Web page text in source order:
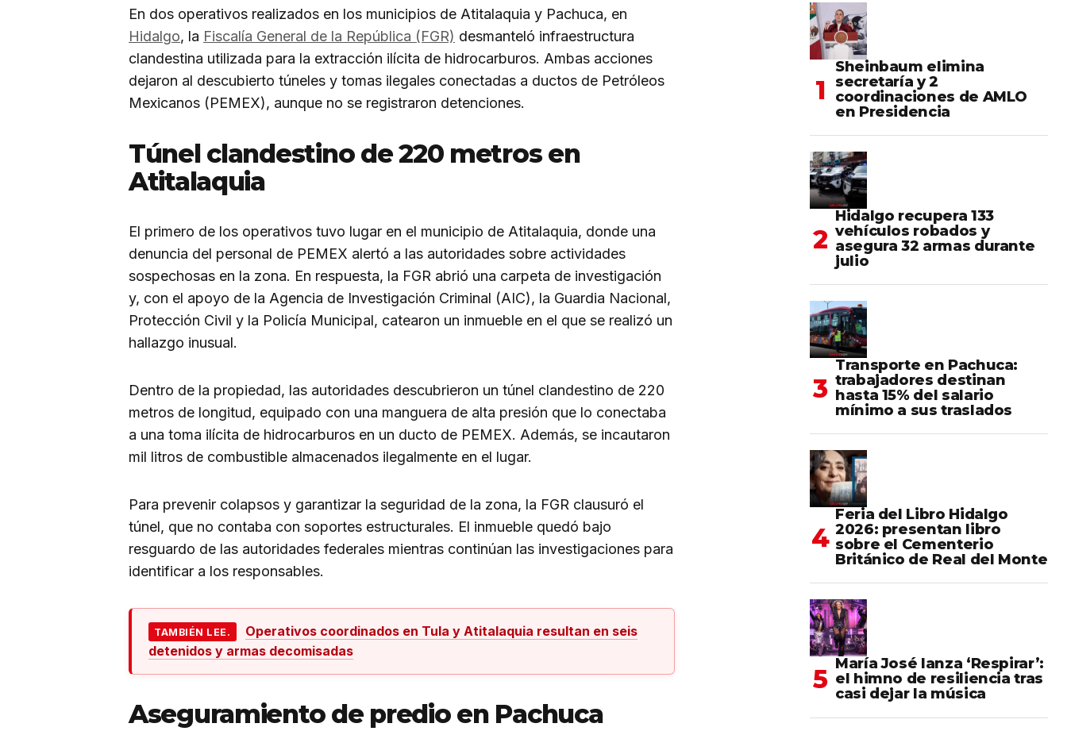
En dos operativos realizados en los municipios de Atitalaquia y Pachuca, en
Hidalgo, la Fiscalía General de la República (FGR) desmanteló infraestructura
clandestina utilizada para la extracción ilícita de hidrocarburos. Ambas acciones
dejaron al descubierto túneles y tomas ilegales conectadas a ductos de Petróleos
Mexicanos (PEMEX), aunque no se registraron detenciones.
Túnel clandestino de 220 metros en
Atitalaquia
El primero de los operativos tuvo lugar en el municipio de Atitalaquia, donde una
denuncia del personal de PEMEX alertó a las autoridades sobre actividades
sospechosas en la zona. En respuesta, la FGR abrió una carpeta de investigación
y, con el apoyo de la Agencia de Investigación Criminal (AIC), la Guardia Nacional,
Protección Civil y la Policía Municipal, catearon un inmueble en el que se realizó un
hallazgo inusual.
Dentro de la propiedad, las autoridades descubrieron un túnel clandestino de 220
metros de longitud, equipado con una manguera de alta presión que lo conectaba
a una toma ilícita de hidrocarburos en un ducto de PEMEX. Además, se incautaron
mil litros de combustible almacenados ilegalmente en el lugar.
Para prevenir colapsos y garantizar la seguridad de la zona, la FGR clausuró el
túnel, que no contaba con soportes estructurales. El inmueble quedó bajo
resguardo de las autoridades federales mientras continúan las investigaciones para
identificar a los responsables.
TAMBIÉN LEE.
Operativos coordinados en Tula y Atitalaquia resultan en seis
detenidos y armas decomisadas
Aseguramiento de predio en Pachuca
Sheinbaum elimina
secretaría y 2
coordinaciones de AMLO
en Presidencia
Hidalgo recupera 133
vehículos robados y
asegura 32 armas durante
julio
Transporte en Pachuca:
trabajadores destinan
hasta 15% del salario
mínimo a sus traslados
Feria del Libro Hidalgo
2026: presentan libro
sobre el Cementerio
Británico de Real del Monte
María José lanza ‘Respirar’:
el himno de resiliencia tras
casi dejar la música